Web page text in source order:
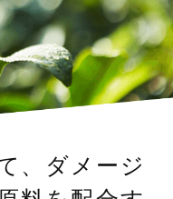
、ダメージ